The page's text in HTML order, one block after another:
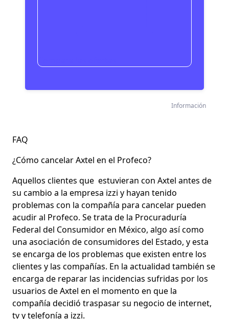
Compara las ofertas
Información
FAQ
¿Cómo cancelar Axtel en el Profeco?
Aquellos clientes que estuvieran con Axtel antes de
su cambio a la empresa izzi y hayan tenido
problemas con la compañía para cancelar pueden
acudir al Profeco. Se trata de la Procuraduría
Federal del Consumidor en México, algo así como
una asociación de consumidores del Estado, y esta
se encarga de los problemas que existen entre los
clientes y las compañías. En la actualidad también se
encarga de reparar las incidencias sufridas por los
usuarios de Axtel en el momento en que la
compañía decidió traspasar su negocio de internet,
tv y telefonía a izzi.